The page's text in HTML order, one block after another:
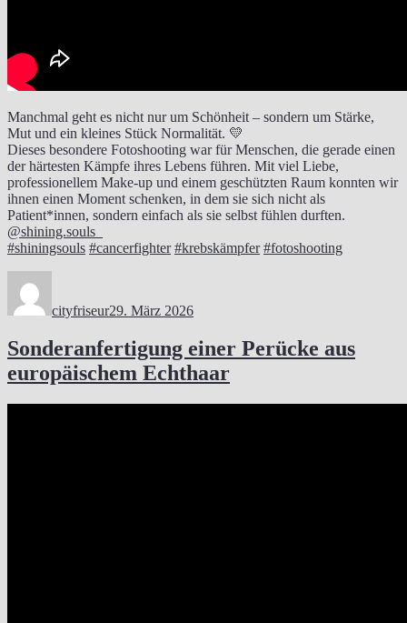
Manchmal geht es nicht nur um Schönheit – sondern um Stärke,
Mut und ein kleines Stück Normalität. 💛
Dieses besondere Fotoshooting war für Menschen, die gerade einen
der härtesten Kämpfe ihres Lebens führen. Mit viel Liebe,
professionellem Make-up und einem geschützten Raum konnten wir
ihnen einen Moment schenken, in dem sie sich nicht als
Patient*innen, sondern einfach als sie selbst fühlen durften.
@shining.souls_
#shiningsouls #cancerfighter #krebskämpfer #fotoshooting
cityfriseur29. März 2026
Sonderanfertigung einer Perücke aus
europäischem Echthaar